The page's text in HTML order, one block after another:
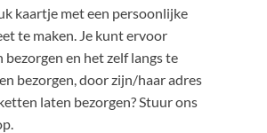
kaartje met een persoonlijke
te maken. Je kunt ervoor
en het zelf langs te
bezorgen, door zijn/haar adres
laten bezorgen? Stuur ons